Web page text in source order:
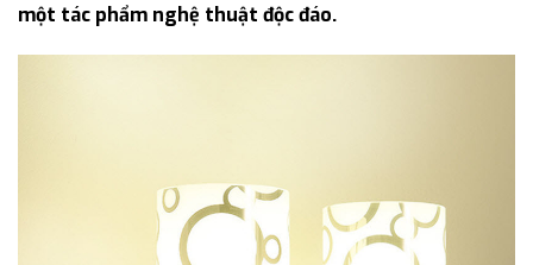
một tác phẩm nghệ thuật độc đáo.